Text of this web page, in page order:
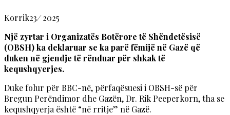
Korrik23/2025
Një zyrtar i Organizatës Botërore të Shëndetësisë
(OBSH) ka deklaruar se ka parë fëmijë në Gazë që
duken në gjendje të rënduar për shkak të
kequshqyerjes.
Duke folur për BBC-në, përfaqësuesi i OBSH-së për
Bregun Perëndimor dhe Gazën, Dr. Rik Peeperkorn, tha se
kequshqyerja është “në rritje” në Gazë.